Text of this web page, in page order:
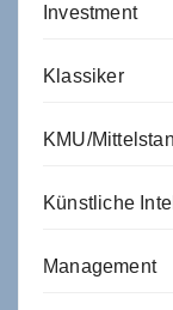
Investment
Klassiker
KMU/
Künstliche
Management